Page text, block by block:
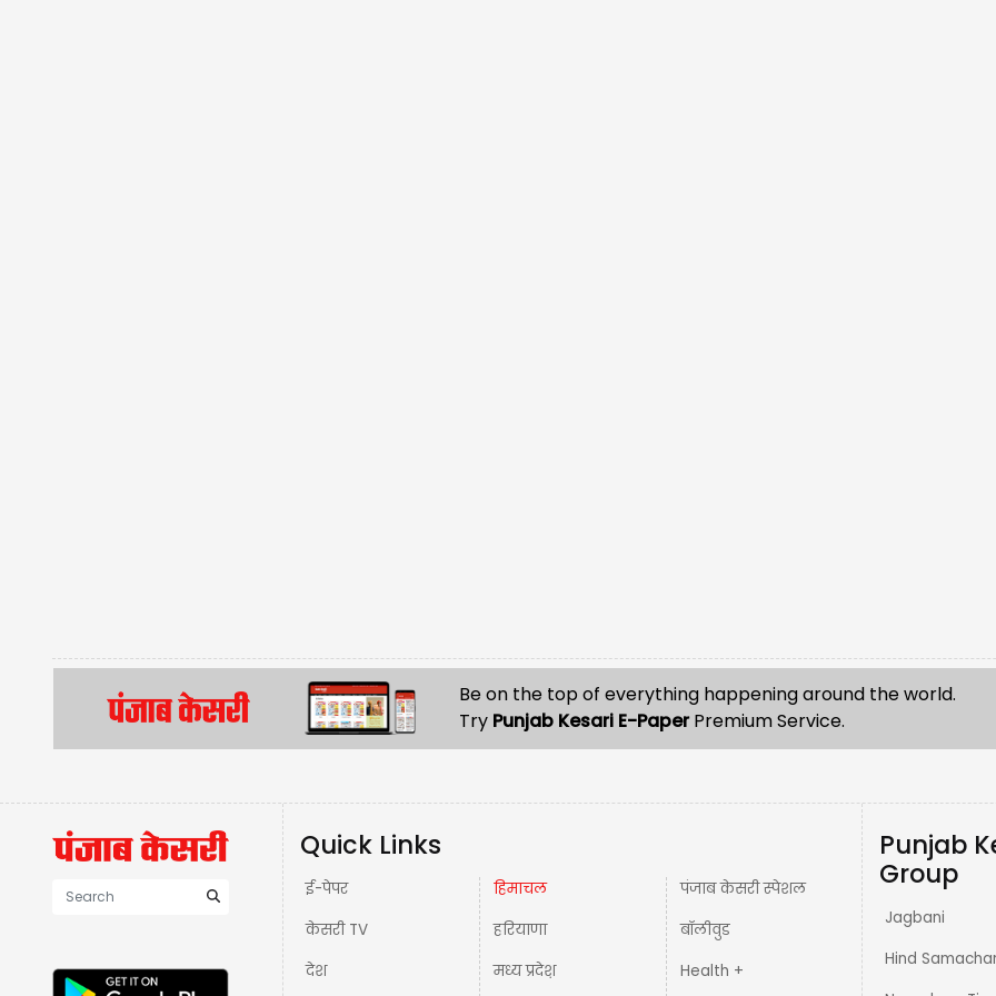
Be on the top of everything happening around the world.
Try Punjab Kesari E-PaperPremium Service.
Quick Links
ई-पेपर
केसरी TV
देश
हिमाचल
हरियाणा
मध्य प्रदेश़
पंजाब केसरी स्पेशल
बॉलीवुड
Health +
Punjab
Group
Jagbani
Hind